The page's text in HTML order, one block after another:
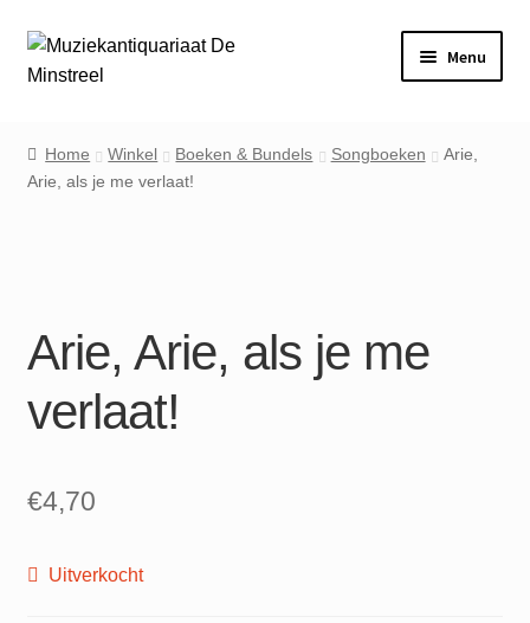
Ga
door
Ga
naar
Menu
Contact
Mijn account
Home Winkel Boeken & Bundels Songboeken
Arie,
Arie, als je me verlaat!
Arie, Arie, als je me
verlaat!
€4,70
Uitverkocht